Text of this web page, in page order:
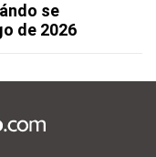
se
de 2026